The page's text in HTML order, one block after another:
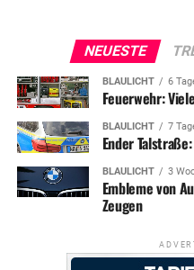
NEUESTE
BLAULICHT 6
Feuerwehr:
BLAULICHT 7
Ender
BLAULICHT 3
Embleme von
Zeugen